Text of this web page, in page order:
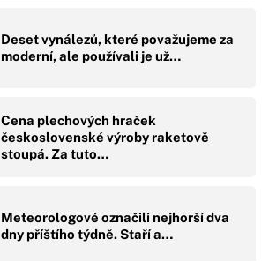
Deset vynálezů, které považujeme za
moderní, ale používali je už…
Cena plechových hraček
československé výroby raketově
stoupá. Za tuto…
Meteorologové označili nejhorší dva
dny příštího týdně. Staří a…